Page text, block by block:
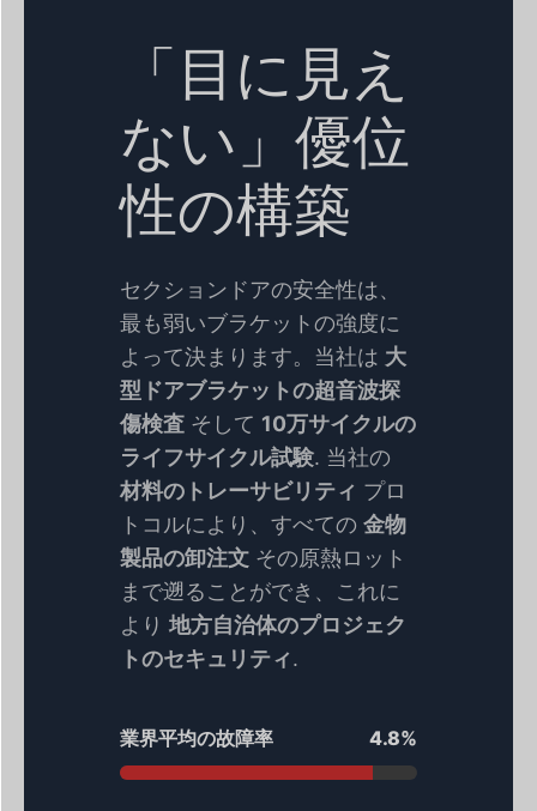
「目に見え
ない」優位
性の構築
セクションドアの安全性は、
最も弱いブラケットの強度に
よって決まります。当社は 大
型ドアブラケットの超音波探
傷検査 そして 10万サイクルの
ライフサイクル試験. 当社の
材料のトレーサビリティ プロ
トコルにより、すべての 金物
製品の卸注文 その原熱ロット
まで遡ることができ、これに
より 地方自治体のプロジェク
トのセキュリティ.
業界平均の故障率 4.8%